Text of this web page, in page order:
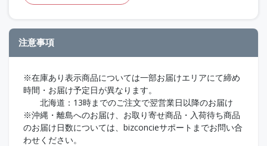
注意事項
※在庫あり表示商品については一部お届けエリアにて締め
時間・お届け予定日が異なります。
北海道：13時までのご注文で翌営業日以降のお届け
※沖縄・離島へのお届け、お取り寄せ商品・入荷待ち商品
のお届け日数については、bizconcieサポートまでお問い合
わせください。